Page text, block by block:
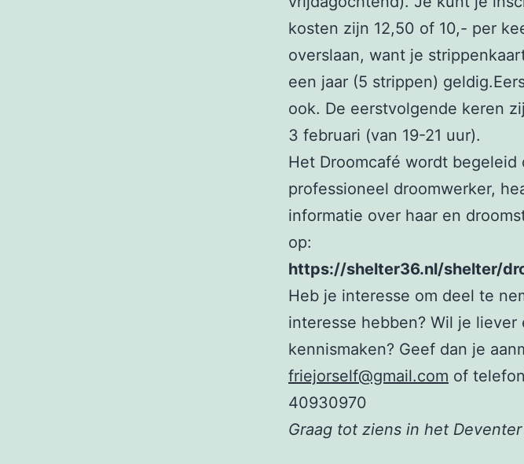
kosten zijn 12,50 of 10,- per
overslaan, want je
een jaar (5 strippen)
ook. De eerstvolgende keren
3 februari (van 19-21 uur).
Het Droomcafé wordt begeleid
professioneel droomwerker,
informatie over haar en
op:
https://shelter36.nl/shelter/
Heb je interesse om deel te
interesse hebben? Wil je
kennismaken? Geef dan je
friejorself@gmail.com of
40930970
Graag tot ziens in het